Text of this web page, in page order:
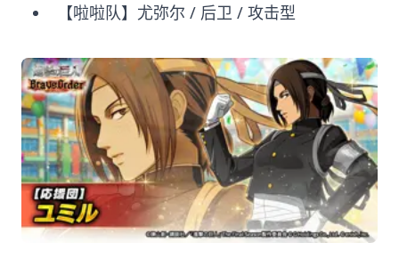
【啦啦队】尤弥尔 / 后卫 / 攻击型